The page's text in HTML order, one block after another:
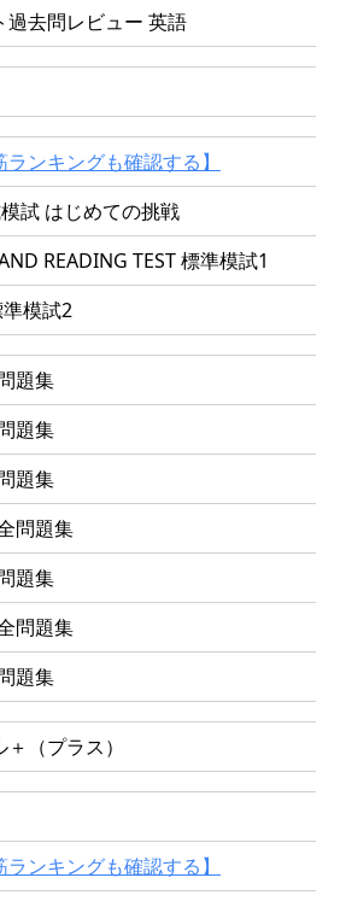
過去問レビュー 英語
ランキングも確認する】
試 はじめての挑戦
READING TEST 標準模試1
準模試2
題集
題集
題集
問題集
題集
問題集
題集
（プラス）
ランキングも確認する】